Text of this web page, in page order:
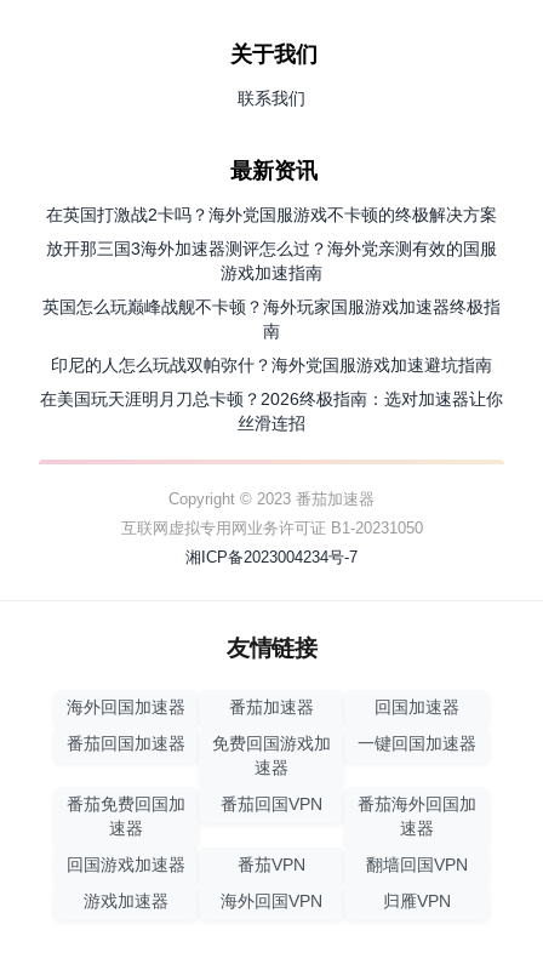
关于我们
联系我们
最新资讯
在英国打激战2卡吗？海外党国服游戏不卡顿的终极解决方案
放开那三国3海外加速器测评怎么过？海外党亲测有效的国服
游戏加速指南
英国怎么玩巅峰战舰不卡顿？海外玩家国服游戏加速器终极指
南
印尼的人怎么玩战双帕弥什？海外党国服游戏加速避坑指南
在美国玩天涯明月刀总卡顿？2026终极指南：选对加速器让你
丝滑连招
Copyright © 2023 番茄加速器
互联网虚拟专用网业务许可证 B1-20231050
湘ICP备2023004234号-7
友情链接
海外回国加速器 番茄加速器
回国加速器
番茄回国加速器
免费回国游戏加
速器
一键回国加速器
番茄免费回国加
速器
番茄回国VPN
番茄海外回国加
速器
回国游戏加速器
番茄VPN
翻墙回国VPN
游戏加速器
海外回国VPN 归雁VPN